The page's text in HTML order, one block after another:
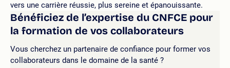
vers une carrière réussie, plus sereine et épanouissante.
Bénéficiez de l’expertise du CNFCE pour
la formation de vos collaborateurs
Vous cherchez un partenaire de confiance pour former vos
collaborateurs dans le domaine de la santé ?